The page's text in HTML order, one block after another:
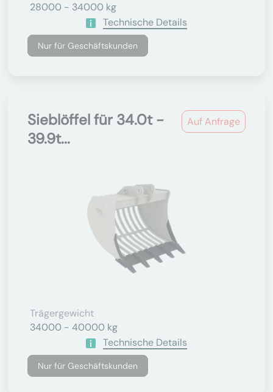
28000 - 34000 kg
Technische Details
Nur für Geschäftskunden
Auf Anfrage
Sieblöffel für 34.0t -
39.9t...
Trägergewicht
34000 - 40000 kg
Technische Details
Nur für Geschäftskunden